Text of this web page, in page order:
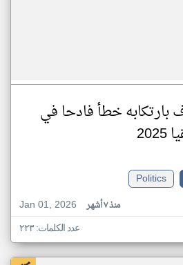
بارتكابه خطأ فادحا في
Politics
Jan 01, 2026
منذ ٧ أشهر
عدد الكلمات: ٢٢٣